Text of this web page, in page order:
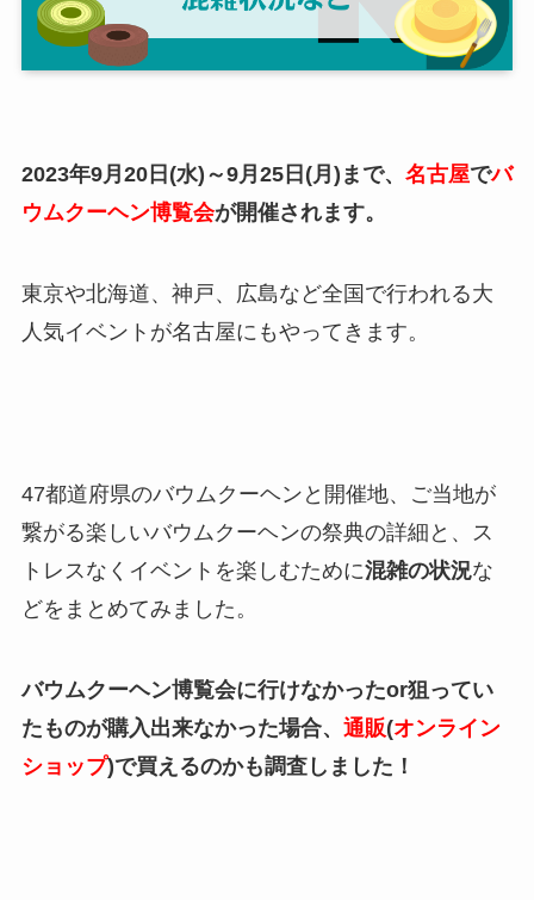
2023年9月20日(水)～9月25日(月)まで、 名古屋でバ
ウムクーヘン博覧会が開催されます。
東京や北海道、神戸、広島など全国で行われる大
人気イベントが名古屋にもやってきます。
47都道府県のバウムクーヘンと開催地、ご当地が
繋がる楽しいバウムクーヘンの祭典の詳細と、ス
トレスなくイベントを楽しむために混雑の状況な
どをまとめてみました。
バウムクーヘン博覧会に行けなかったor狙ってい
たものが購入出来なかった場合、 通販(オンライン
ショップ)で買えるのかも調査しました！